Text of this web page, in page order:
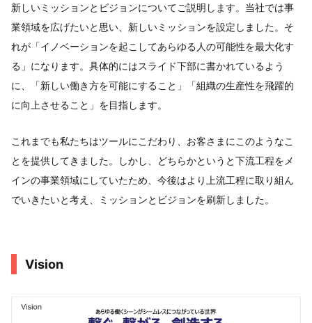
新しいミッションとビジョンについてご説明します。当社では事
業領域を広げたいと思い、新しいミッションを設定しました。そ
れが「イノベーションを起こしてあらゆる人の可能性を最大化す
る」になります。具体的にはスライド下部に書かれているよう
に、「新しい働き方を可能にすること」「組織の生産性を飛躍的
に向上させること」を目指します。
これまでも私たちはツールにこだわり、お客さまにこのようなこ
とを提供してきました。しかし、どちらかというと下流工程をメ
インの事業領域にしていたため、今後はより上流工程に取り組ん
でいきたいと考え、ミッションとビジョンを刷新しました。
Vision